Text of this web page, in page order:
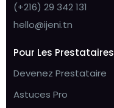
(+216) 29 342 131
hello@ijeni.tn
Pour Les Prestataires
Devenez Prestataire
Astuces Pro